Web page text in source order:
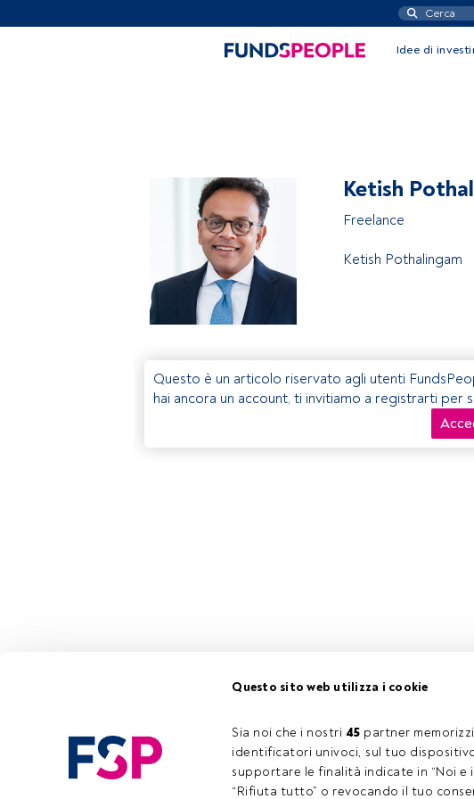
Questo sito web utilizza i cookie
Sia noi che i nostri 45 partner
identificatori univoci, sul tuo
supportare le finalità indicate in “Noi
“Rifiuta tutto” o revocando il tuo
Idee di
Ketish
Freelance
Ketish Pothalingam
Questo è un articolo riservato agli utenti
hai ancora un account, ti invitiamo a registrarti